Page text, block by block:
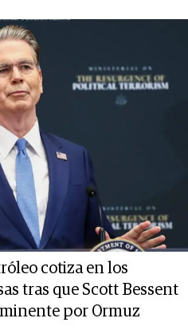
cotiza en los
tras que Scott Bessent
por Ormuz